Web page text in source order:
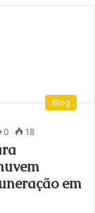
Blog
0 18
em